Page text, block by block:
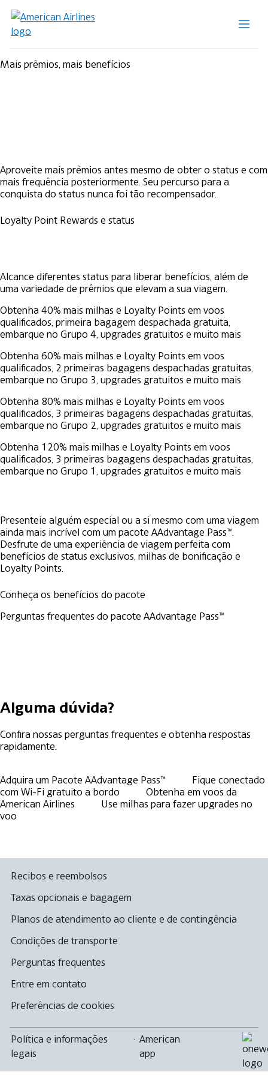
Mais prêmios, mais benefícios
Aproveite mais prêmios antes mesmo de obter o status e com
mais frequência posteriormente. Seu percurso para a
conquista do status nunca foi tão recompensador.
Loyalty Point Rewards e status
Alcance diferentes status para liberar benefícios, além de
uma variedade de prêmios que elevam a sua viagem.
Obtenha 40% mais milhas e Loyalty Points em voos
qualificados, primeira bagagem despachada gratuita,
embarque no Grupo 4, upgrades gratuitos e muito mais
Obtenha 60% mais milhas e Loyalty Points em voos
qualificados, 2 primeiras bagagens despachadas gratuitas,
embarque no Grupo 3, upgrades gratuitos e muito mais
Obtenha 80% mais milhas e Loyalty Points em voos
qualificados, 3 primeiras bagagens despachadas gratuitas,
embarque no Grupo 2, upgrades gratuitos e muito mais
Obtenha 120% mais milhas e Loyalty Points em voos
qualificados, 3 primeiras bagagens despachadas gratuitas,
embarque no Grupo 1, upgrades gratuitos e muito mais
Presenteie alguém especial ou a si mesmo com uma viagem
ainda mais incrível com um pacote AAdvantage Pass™.
Desfrute de uma experiência de viagem perfeita com
benefícios de status exclusivos, milhas de bonificação e
Loyalty Points.
Conheça os benefícios do pacote
Perguntas frequentes do pacote AAdvantage Pass™
Alguma dúvida?
Confira nossas perguntas frequentes e obtenha respostas
rapidamente.
Adquira um Pacote AAdvantage Pass™
Fique conectado
com Wi-Fi gratuito a bordo
Obtenha em voos da
American Airlines
Use milhas para fazer upgrades no
voo
Recibos e reembolsos
Taxas opcionais e bagagem
Planos de atendimento ao cliente e de contingência
Condições de transporte
Perguntas frequentes
Entre em contato
Preferências de cookies
Política e informações
legais
· American
app